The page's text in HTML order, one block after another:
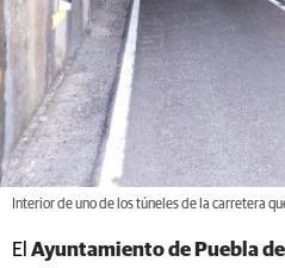
Interior de uno de los túneles de la carretera
El Ayuntamiento de Puebla